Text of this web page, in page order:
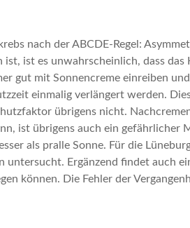
nach der ABCDE-Regel:
ist es unwahrscheinlich, dass
gut mit Sonnencreme einreiben
einmalig verlängert werden.
übrigens nicht.
ist übrigens auch ein
als pralle Sonne. Für die
untersucht. Ergänzend findet auch
können. Die Fehler der